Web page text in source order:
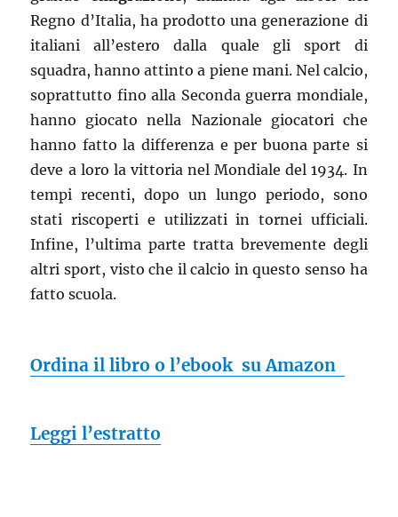
Regno d’Italia, ha prodotto una generazione di
italiani all’estero dalla quale gli sport di
squadra, hanno attinto a piene mani. Nel calcio,
soprattutto fino alla Seconda guerra mondiale,
hanno giocato nella Nazionale giocatori che
hanno fatto la differenza e per buona parte si
deve a loro la vittoria nel Mondiale del 1934. In
tempi recenti, dopo un lungo periodo, sono
stati riscoperti e utilizzati in tornei ufficiali.
Infine, l’ultima parte tratta brevemente degli
altri sport, visto che il calcio in questo senso ha
fatto scuola.
Ordina il libro o l’ebook su Amazon
Leggi l’estratto